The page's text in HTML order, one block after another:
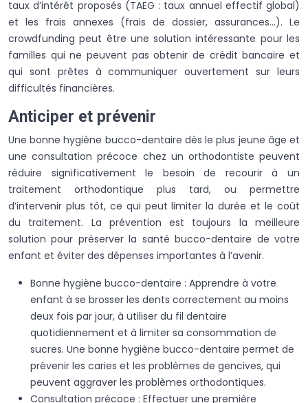
taux d’intérêt proposés (TAEG : taux annuel effectif global)
et les frais annexes (frais de dossier, assurances…). Le
crowdfunding peut être une solution intéressante pour les
familles qui ne peuvent pas obtenir de crédit bancaire et
qui sont prêtes à communiquer ouvertement sur leurs
difficultés financières.
Anticiper et prévenir
Une bonne hygiène bucco-dentaire dès le plus jeune âge et
une consultation précoce chez un orthodontiste peuvent
réduire significativement le besoin de recourir à un
traitement orthodontique plus tard, ou permettre
d’intervenir plus tôt, ce qui peut limiter la durée et le coût
du traitement. La prévention est toujours la meilleure
solution pour préserver la santé bucco-dentaire de votre
enfant et éviter des dépenses importantes à l’avenir.
Bonne hygiène bucco-dentaire : Apprendre à votre
enfant à se brosser les dents correctement au moins
deux fois par jour, à utiliser du fil dentaire
quotidiennement et à limiter sa consommation de
sucres. Une bonne hygiène bucco-dentaire permet de
prévenir les caries et les problèmes de gencives, qui
peuvent aggraver les problèmes orthodontiques.
Consultation précoce : Effectuer une première